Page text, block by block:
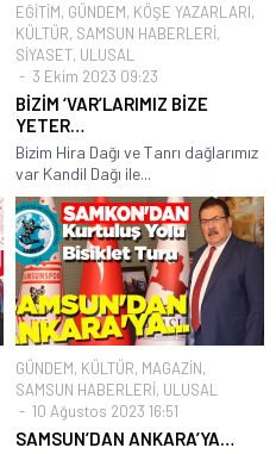
EĞİTİM, GÜNDEM, KÖŞE YAZARLARI,
KÜLTÜR, SAMSUN HABERLERİ,
SİYASET, ULUSAL
3 Ekim 2023 09:23
BİZİM ‘VAR’LARIMIZ BİZE
YETER…
Bizim Hira Dağı ve Tanrı dağlarımız
var Kandil Dağı ile...
GÜNDEM, KÜLTÜR, MAGAZİN,
SAMSUN HABERLERİ, ULUSAL
10 Ağustos 2023 16:51
SAMSUN’DAN ANKARA’YA…